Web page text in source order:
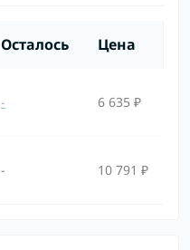
Осталось Цена
- 6 635 ₽
- 10 791 ₽